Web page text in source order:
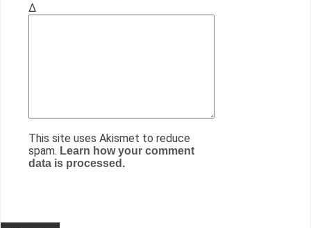
Δ
This site uses Akismet to reduce
spam. Learn how your comment
data is processed.